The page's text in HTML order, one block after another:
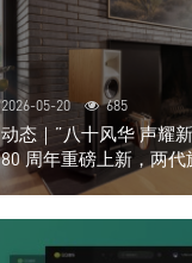
2026-05-20 685
动态｜”八十风华 声耀
80 周年重磅上新，两代
核配置音质再升级